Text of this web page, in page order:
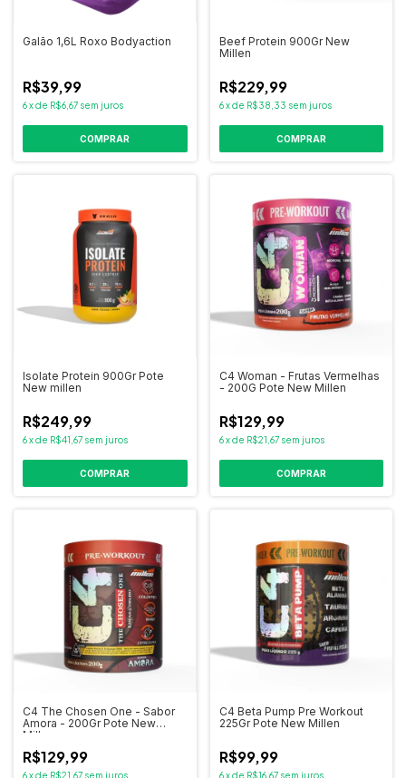
Galão 1,6L Roxo Bodyaction
R$39,99
6xde R$6,67 sem juros
Beef Protein 900Gr New
Millen
R$229,99
6 xde R$38,33 sem juros
COMPRAR
Isolate Protein 900Gr Pote
New millen
R$249,99
6xde R$41,67 sem juros
COMPRAR
C4 Woman - Frutas Vermelhas
- 200G Pote New Millen
R$129,99
6 xde R$21,67 sem juros
C4 The Chosen One - Sabor
Amora - 200Gr Pote New
Millen
R$129,99
6xde R$21,67 sem juros
C4 Beta Pump Pre Workout
225Gr Pote New Millen
R$99,99
6 xde R$16,67 sem juros